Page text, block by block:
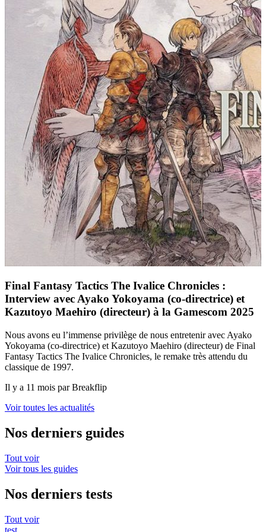
Final Fantasy Tactics The Ivalice Chronicles :
Interview avec Ayako Yokoyama (co-directrice) et
Kazutoyo Maehiro (directeur) à la Gamescom 2025
Nous avons eu l’immense privilège de nous entretenir avec Ayako
Yokoyama (co-directrice) et Kazutoyo Maehiro (directeur) de Final
Fantasy Tactics The Ivalice Chronicles, le remake très attendu du
classique de 1997.
Il y a 11 mois par Breakflip
Voir toutes les actualités
Nos derniers guides
Tout voir
Voir tous les guides
Nos derniers tests
Tout voir
test